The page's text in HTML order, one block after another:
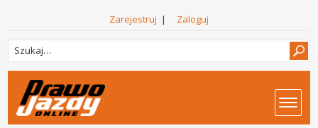
Zarejestruj | Zaloguj